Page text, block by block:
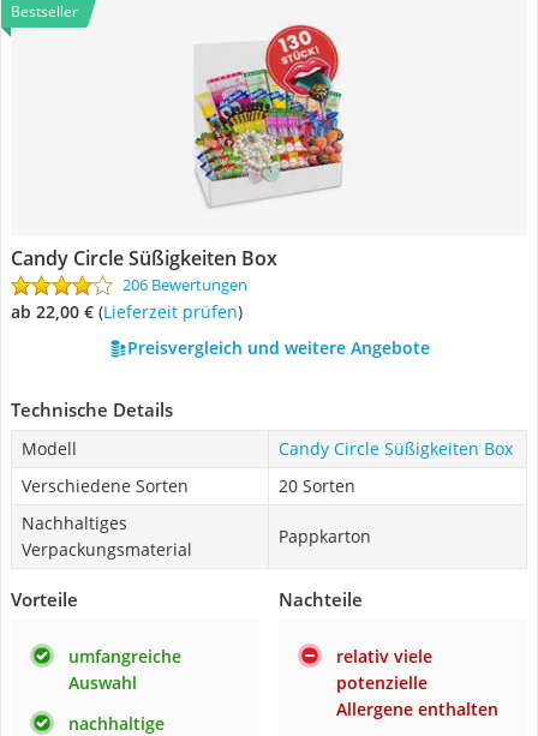
Bestseller
Candy Circle Süßigkeiten Box
206 Bewertungen
ab 22,00 € (Lieferzeit prüfen)
Preisvergleich und weitere Angebote
Technische Details
Modell
Candy Circle Süßigkeiten Box
Verschiedene Sorten
20 Sorten
Nachhaltiges
Verpackungsmaterial
Pappkarton
Vorteile
umfangreiche
Auswahl
nachhaltige
Nachteile
relativ viele
potenzielle
Allergene enthalten